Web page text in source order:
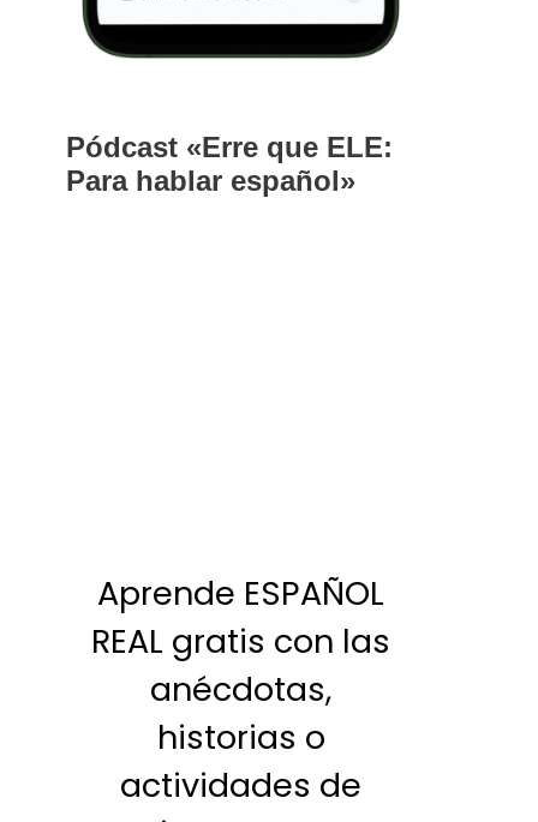
Pódcast «Erre que ELE:
Para hablar español»
Aprende ESPAÑOL
REAL gratis con las
anécdotas,
historias o
actividades de